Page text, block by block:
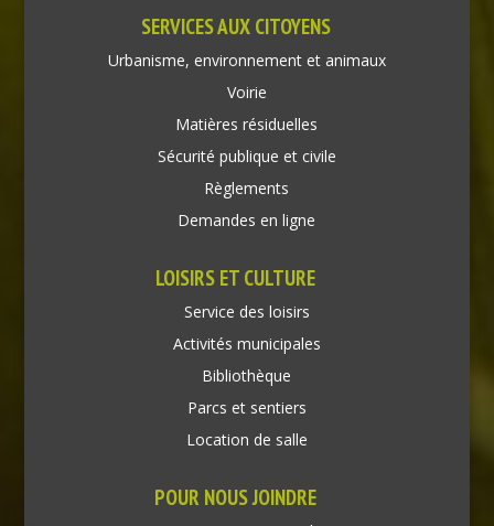
SERVICES AUX CITOYENS
Urbanisme, environnement et animaux
Voirie
Matières résiduelles
Sécurité publique et civile
Règlements
Demandes en ligne
LOISIRS ET CULTURE
Service des loisirs
Activités municipales
Bibliothèque
Parcs et sentiers
Location de salle
POUR NOUS JOINDRE